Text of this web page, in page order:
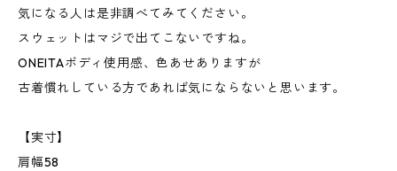
気になる人は是非調べてみてください。
スウェットはマジで出てこないですね。
ONEITAボディ使用感、色あせありますが
古着慣れしている方であれば気にならないと思います。
【実寸】
肩幅58